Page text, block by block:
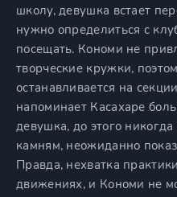
школу, девушка встает
нужно определиться с
посещать. Кономи не
творческие кружки,
останавливается на
напоминает Касахаре
девушка, до этого
камням, неожиданно
Правда, нехватка
движениях, и Кономи не